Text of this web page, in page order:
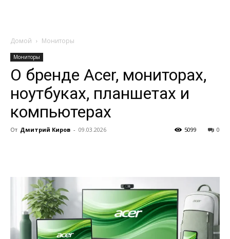
Домой Мониторы
Мониторы
О бренде Acer, мониторах,
ноутбуках, планшетах и
компьютерах
От Дмитрий Киров - 09.03.2026 0
5099